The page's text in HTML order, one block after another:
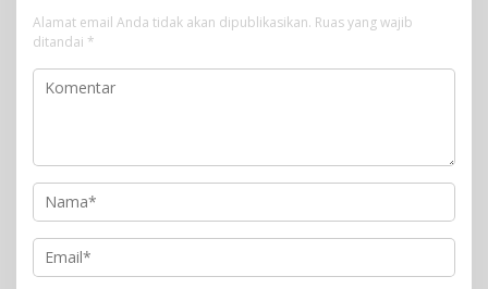
Alamat email Anda tidak akan dipublikasikan. Ruas yang wajib
ditandai *